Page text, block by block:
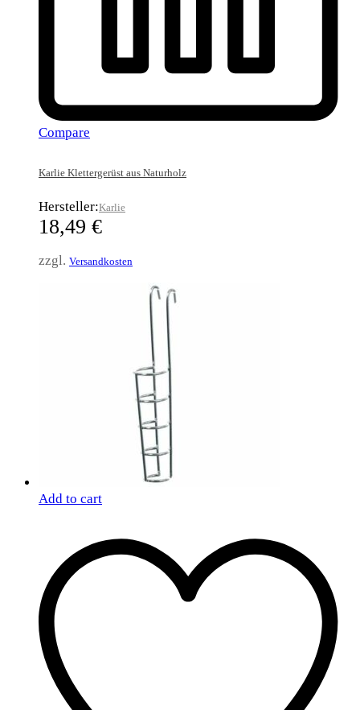
Compare
Karlie Klettergerüst aus Naturholz
Hersteller:Karlie
18,49 €
zzgl. Versandkosten
Add to cart